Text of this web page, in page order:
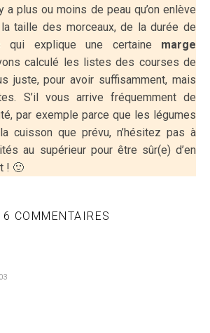
plus ou moins de peau qu’on enlève
taille des morceaux, de la durée de
qui explique une certaine marge
calculé les listes des courses de
juste, pour avoir suffisamment, mais
S’il vous arrive fréquemment de
par exemple parce que les légumes
cuisson que prévu, n’hésitez pas à
au supérieur pour être sûr(e) d’en
! 🙂
COMMENTAIRES